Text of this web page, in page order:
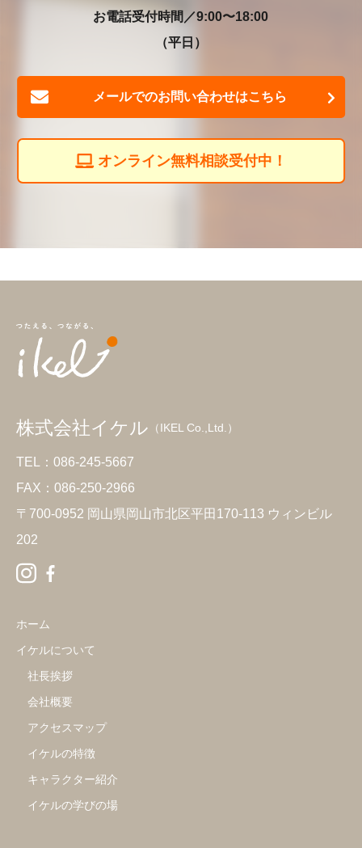
お電話受付時間／9:00〜18:00
（平日）
メールでのお問い合わせはこちら
オンライン無料相談受付中！
株式会社イケル （IKEL Co.,Ltd.）
TEL：086-245-5667
FAX：086-250-2966
〒700-0952 岡山県岡山市北区平田170-113 ウィンビル
202
ホーム
イケルについて
社長挨拶
会社概要
アクセスマップ
イケルの特徴
キャラクター紹介
イケルの学びの場